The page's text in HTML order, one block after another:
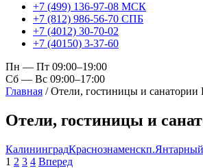
+7 (499) 136-97-08 МСК
+7 (812) 986-56-70 СПБ
+7 (4012) 30-70-02
+7 (40150) 3-37-60
Пн — Пт 09:00–19:00
Сб — Вс 09:00–17:00
Главная /Отели, гостиницы и санатории
Отели, гостиницы и
КалининградКраснознаменскп.Янтарный
1 2 3 4 Вперед